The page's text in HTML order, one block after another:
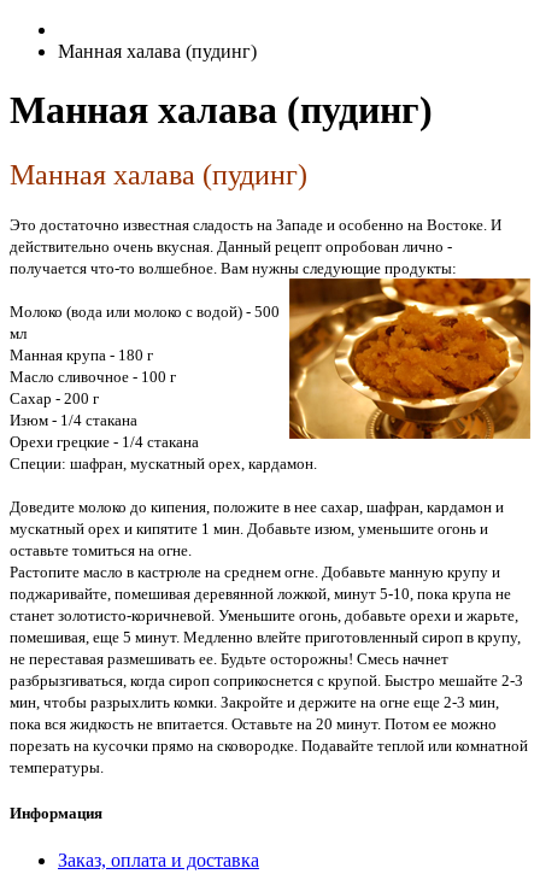
Манная халава (пудинг)
Манная халава (пудинг)
Манная халава (пудинг)
Это достаточно известная сладость на Западе и особенно на Востоке. И
действительно очень вкусная. Данный рецепт опробован лично -
получается что-то волшебное. Вам нужны следующие продукты:
Молоко (вода или молоко с водой) - 500
мл
Манная крупа - 180 г
Масло сливочное - 100 г
Сахар - 200 г
Изюм - 1/4 стакана
Орехи грецкие - 1/4 стакана
Специи: шафран, мускатный орех, кардамон.
Доведите молоко до кипения, положите в нее сахар, шафран, кардамон и
мускатный орех и кипятите 1 мин. Добавьте изюм, уменьшите огонь и
оставьте томиться на огне.
Растопите масло в кастрюле на среднем огне. Добавьте манную крупу и
поджаривайте, помешивая деревянной ложкой, минут 5-10, пока крупа не
станет золотисто-коричневой. Уменьшите огонь, добавьте орехи и жарьте,
помешивая, еще 5 минут. Медленно влейте приготовленный сироп в крупу,
не переставая размешивать ее. Будьте осторожны! Смесь начнет
разбрызгиваться, когда сироп соприкоснется с крупой. Быстро мешайте 2-3
мин, чтобы разрыхлить комки. Закройте и держите на огне еще 2-3 мин,
пока вся жидкость не впитается. Оставьте на 20 минут. Потом ее можно
порезать на кусочки прямо на сковородке. Подавайте теплой или комнатной
температуры.
Информация
Заказ, оплата и доставка